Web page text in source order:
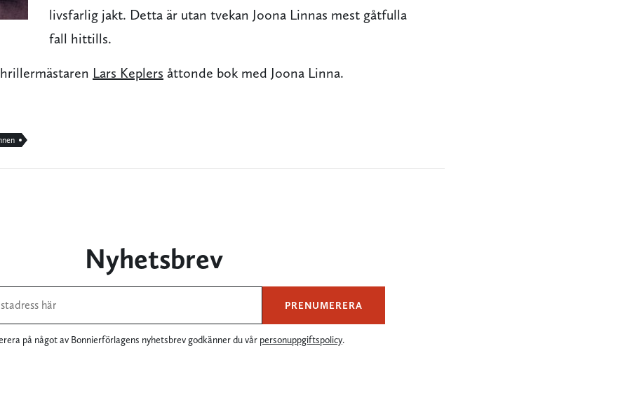
livsfarlig jakt. Detta är utan tvekan Joona Linnas mest gåtfulla
fall hittills.
Lars Keplers åttonde bok med Joona Linna.
Nyhetsbrev
PRENUMERERA
på något av Bonnierförlagens nyhetsbrev godkänner du vår personuppgiftspolicy.